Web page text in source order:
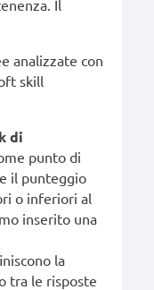
Il
analizzate con
skill
di
punto di
il punteggio
o inferiori al
inserito una
la
tra le risposte